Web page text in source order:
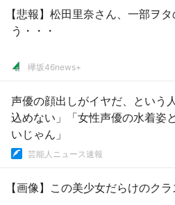
【悲報】松田里奈さん、一部ヲ
う・・・
欅坂46news+
声優の顔出しがイヤだ、という
込めない」「女性声優の水着姿
いじゃん」
芸能人ニュース速報
【画像】この美少女だらけのク